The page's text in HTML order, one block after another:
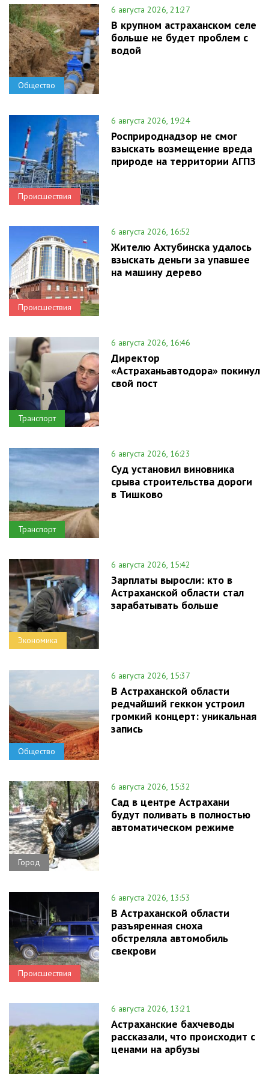
Общество
6 августа 2026, 21:27
В крупном астраханском селе
больше не будет проблем с
водой
Происшествия
6 августа 2026, 19:24
Росприроднадзор не смог
взыскать возмещение вреда
природе на территории АГПЗ
Происшествия
6 августа 2026, 16:52
Жителю Ахтубинска удалось
взыскать деньги за упавшее
на машину дерево
Транспорт
6 августа 2026, 16:46
Директор
«Астраханьавтодора» покинул
свой пост
Транспорт
6 августа 2026, 16:23
Суд установил виновника
срыва строительства дороги
в Тишково
Экономика
6 августа 2026, 15:42
Зарплаты выросли: кто в
Астраханской области стал
зарабатывать больше
Общество
6 августа 2026, 15:37
В Астраханской области
редчайший геккон устроил
громкий концерт: уникальная
запись
Город
6 августа 2026, 15:32
Сад в центре Астрахани
будут поливать в полностью
автоматическом режиме
Происшествия
6 августа 2026, 13:53
В Астраханской области
разъяренная сноха
обстреляла автомобиль
свекрови
6 августа 2026, 13:21
Астраханские бахчеводы
рассказали, что происходит с
ценами на арбузы